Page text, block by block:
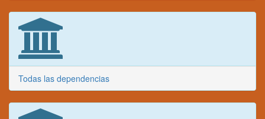
Todas las dependencias